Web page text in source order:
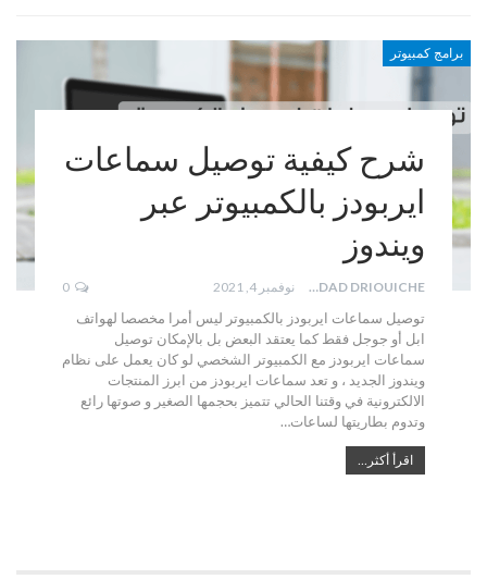
برامج كمبيوتر
شرح كيفية توصيل سماعات
ايربودز بالكمبيوتر عبر
ويندوز
WIDAD DRIOUICHE نوفمبر 4, 2021 0
توصيل سماعات ايربودز بالكمبيوتر ليس أمرا مخصصا لهواتف
ابل أو جوجل فقط كما يعتقد البعض بل بالإمكان توصيل
سماعات ايربودز مع الكمبيوتر الشخصي لو كان يعمل على نظام
ويندوز الجديد ، و تعد سماعات ايربودز من ابرز المنتجات
الالكترونية في وقتنا الحالي تتميز بحجمها الصغير و صوتها رائع
وتدوم بطاريتها لساعات…
اقرأ أكثر...